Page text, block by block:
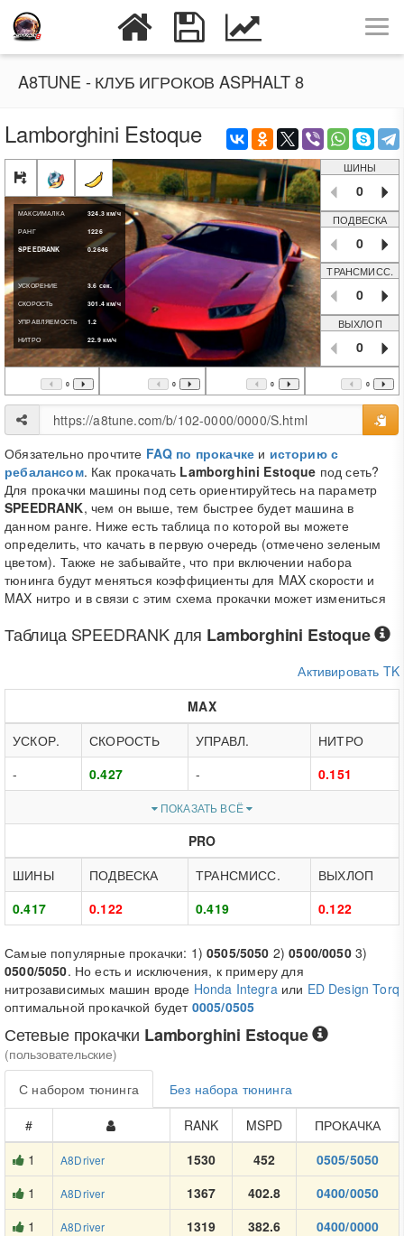
A8TUNE - КЛУБ ИГРОКОВ ASPHALT 8
Lamborghini Estoque
МАКСИМАЛКА 324.3км/ч
РАНГ
1226
SPEEDRANK
0.2646
УСКОРЕНИЕ 3.6 сек.
СКОРОСТЬ
301.4км/ч
УПРАВЛЯЕМОСТЬ
1.2
НИТРО
22.9км/ч
ШИНЫ
0
ПОДВЕСКА
0
ТРАНСМИСС.
0
ВЫХЛОП
0
0 0 0 0
Обязательно прочтите FAQ по прокачке и историю с
ребалансом. Как прокачать Lamborghini Estoque под сеть?
Для прокачки машины под сеть ориентируйтесь на параметр
SPEEDRANK, чем он выше, тем быстрее будет машина в
данном ранге. Ниже есть таблица по которой вы можете
определить, что качать в первую очередь (отмечено зеленым
цветом). Также не забывайте, что при включении набора
тюнинга будут меняться коэффициенты для MAX скорости и
MAX нитро и в связи с этим схема прокачки может измениться
Таблица SPEEDRANKдля Lamborghini Estoque
Активировать TK
MAX
УСКОР.
СКОРОСТЬ УПРАВЛ.
НИТРО
-
0.427 - 0.151
ПОКАЗАТЬ ВСЁ
PRO
ШИНЫ
ПОДВЕСКА ТРАНСМИСС.
ВЫХЛОП
0.417
0.122 0.419 0.122
Самые популярные прокачки: 1)0505/5050 2)0500/00503)
0500/5050. Но есть и исключения, к примеру для
нитрозависимых машин вроде Honda Integraили ED Design Torq
оптимальной прокачкой будет 0005/0505
Сетевые прокачки Lamborghini Estoque
(пользовательские)
С набором тюнинга
Без набора тюнинга
#
RANK MSPD
ПРОКАЧКА
1
A8Driver 1530 452
0505/5050
1
A8Driver 1367 402.8
0400/0050
1
A8Driver 1319 382.6
0400/0000